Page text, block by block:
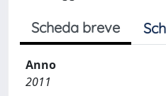
Scheda breve
Anno
2011